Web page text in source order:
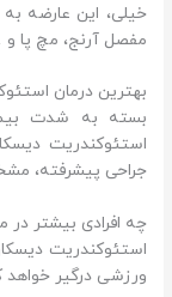
خیلی، این عارضه
مفصل آرنج، مچ پا
بهترین درمان
بسته به شدت
استئوکندریت
جراحی پیشرفته،
چه افرادی بیشتر
استئوکندریت
ورزشی درگیر خواهد